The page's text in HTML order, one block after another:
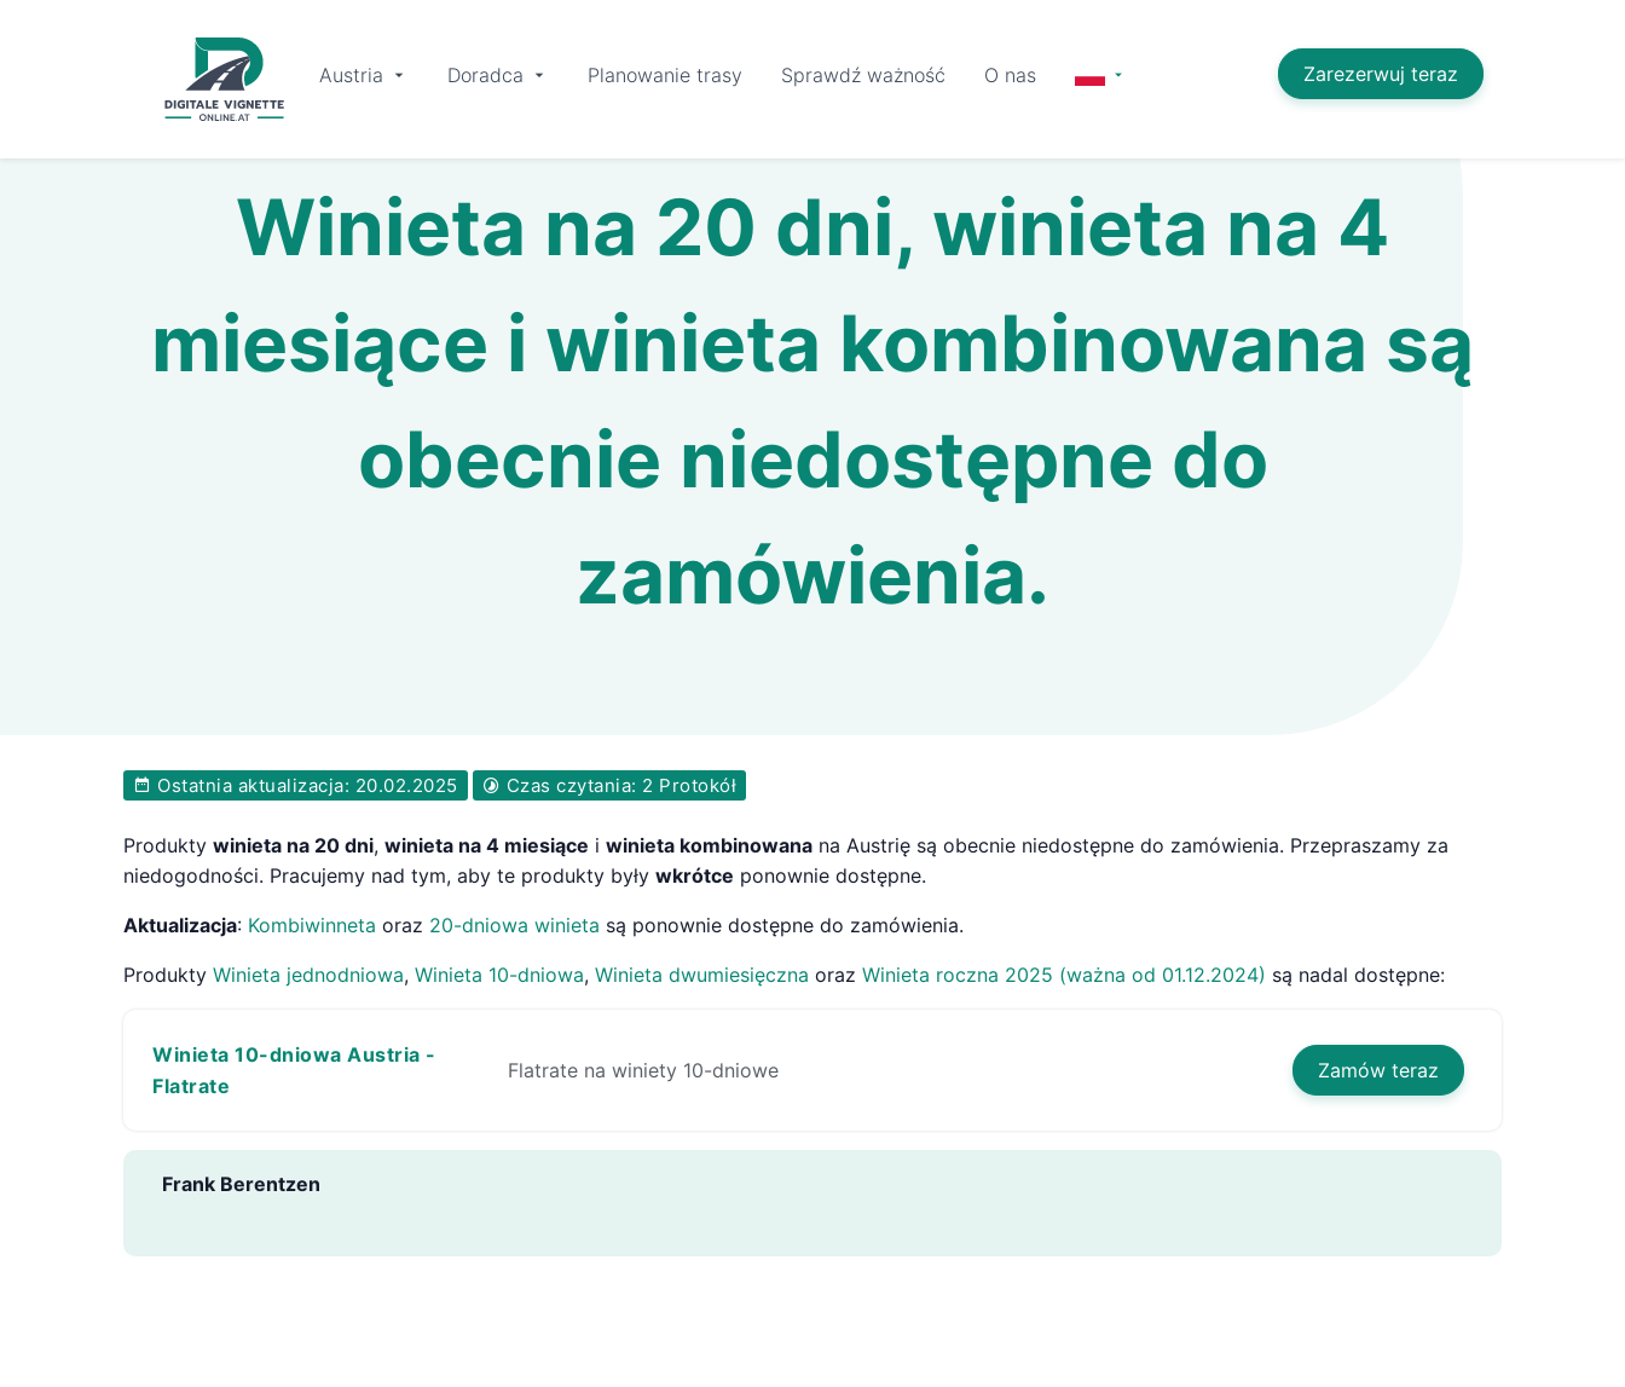
Austria Zarezerwuj teraz
Doradca Planowanie trasy Sprawdź ważność O nas
Winieta na 20 dni, winieta na 4
miesiące i winieta kombinowana są
obecnie niedostępne do
zamówienia.
Ostatnia aktualizacja: 20.02.2025 Czas czytania: 2 Protokół
Produkty winieta na 20 dni, winieta na 4 miesiące i winieta kombinowana na Austrię są obecnie niedostępne do zamówienia. Przepraszamy za
niedogodności. Pracujemy nad tym, aby te produkty były wkrótce ponownie dostępne.
Aktualizacja: Kombiwinneta oraz 20-dniowa winieta są ponownie dostępne do zamówienia.
Produkty Winieta jednodniowa, Winieta 10-dniowa, Winieta dwumiesięczna oraz Winieta roczna 2025 (ważna od 01.12.2024) są nadal dostępne:
Winieta 10-dniowa Austria -
Flatrate
Flatrate na winiety 10-dniowe Zamów teraz
Frank Berentzen